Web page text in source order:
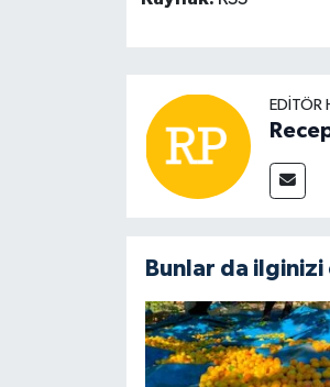
EDITÖR
Bunlar da